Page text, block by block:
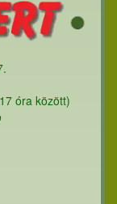
óra között)